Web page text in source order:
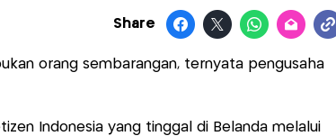
Share
orang sembarangan, ternyata pengusaha
Indonesia yang tinggal di Belanda melalui